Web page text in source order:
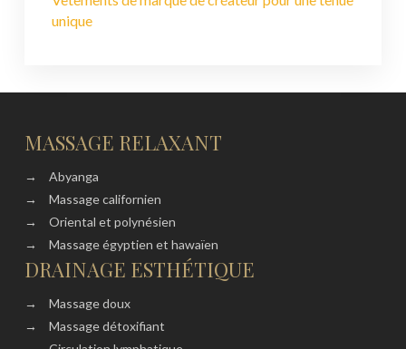
unique
MASSAGE RELAXANT
→
Abyanga
→
Massage californien
→
Oriental et polynésien
→
Massage égyptien et hawaïen
DRAINAGE ESTHÉTIQUE
→
Massage doux
→
Massage détoxifiant